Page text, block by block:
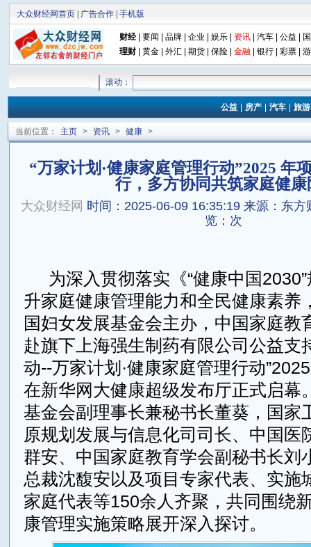
大众财经网首页| 广告合作| 手机版
财经| 要闻 品牌| 企业 娱乐| 资讯| 汽车| 公益
理财| 黄金| 外汇| 期货| 保险| 金融| 银行 彩票|
滚动：
公益|房产|汽车|旅游
当前位置： 主页 > 资讯 > 健康 >
“万家计划·健康家庭管理行动”2025 年
行，多方协同共筑家庭健康
大众财经网 时间：2025-06-09 16:35:19 来源：东方
览： 次
为深入贯彻落实《“健康中国
升家庭健康管理能力和全民健康素养
国妇女发展基金会主办，中国家庭教
赴旗下上海强生制药有限公司公益支
动--万家计划·健康家庭管理行动
在新华网大健康超级发布厅正式启幕
基金会副理事长兼秘书长董葵，国家
原规划发展与信息化司司长、中国医
群安、中国家庭教育学会副秘书长刘
总裁沈馥安以及项目专家代表、实施
家庭代表等150余人齐聚，共同围绕
康管理实施策略展开深入探讨。